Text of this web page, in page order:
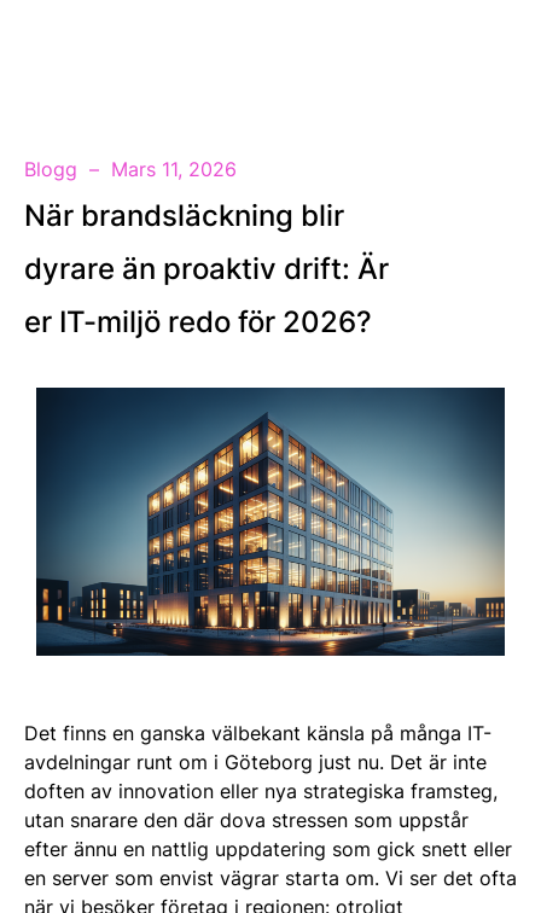
Blogg Mars 11, 2026
När brandsläckning blir
dyrare än proaktiv drift: Är
er IT-miljö redo för 2026?
Det finns en ganska välbekant känsla på många IT-
avdelningar runt om i Göteborg just nu. Det är inte
doften av innovation eller nya strategiska framsteg,
utan snarare den där dova stressen som uppstår
efter ännu en nattlig uppdatering som gick snett eller
en server som envist vägrar starta om. Vi ser det ofta
när vi besöker företag i regionen: otroligt